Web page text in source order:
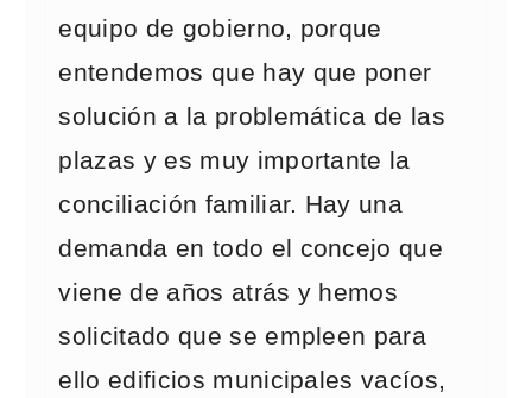
equipo de gobierno, porque
entendemos que hay que poner
solución a la problemática de las
plazas y es muy importante la
conciliación familiar. Hay una
demanda en todo el concejo que
viene de años atrás y hemos
solicitado que se empleen para
ello edificios municipales vacíos,